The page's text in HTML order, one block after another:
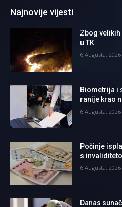
Najnovije vijesti
Zbog
u TK
6 Augusta, 2026
Biometrija i
ranije krao
6 Augusta, 2026
Počinje
s
6 Augusta, 2026
Danas